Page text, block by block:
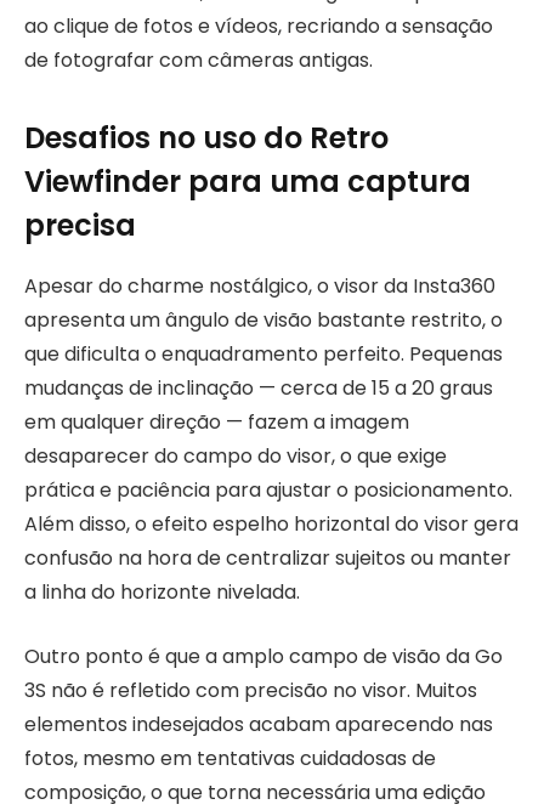
ao clique de fotos e vídeos, recriando a sensação
de fotografar com câmeras antigas.
Desafios no uso do Retro
Viewfinder para uma captura
precisa
Apesar do charme nostálgico, o visor da Insta360
apresenta um ângulo de visão bastante restrito, o
que dificulta o enquadramento perfeito. Pequenas
mudanças de inclinação — cerca de 15 a 20 graus
em qualquer direção — fazem a imagem
desaparecer do campo do visor, o que exige
prática e paciência para ajustar o posicionamento.
Além disso, o efeito espelho horizontal do visor gera
confusão na hora de centralizar sujeitos ou manter
a linha do horizonte nivelada.
Outro ponto é que a amplo campo de visão da Go
3S não é refletido com precisão no visor. Muitos
elementos indesejados acabam aparecendo nas
fotos, mesmo em tentativas cuidadosas de
composição, o que torna necessária uma edição